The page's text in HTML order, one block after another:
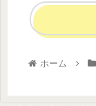
ホーム